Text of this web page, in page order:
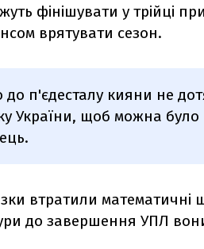
фінішувати у трійці
врятувати сезон.
п'єдесталу кияни не
України, щоб можна
втратили математичні
до завершення УПЛ